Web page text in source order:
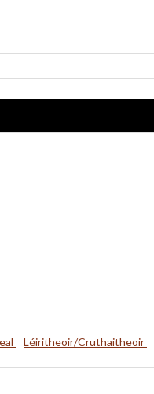
Léiritheoir/Cruthaitheoir